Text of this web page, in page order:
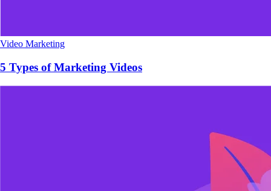
Video Marketing
5 Types of Marketing Videos